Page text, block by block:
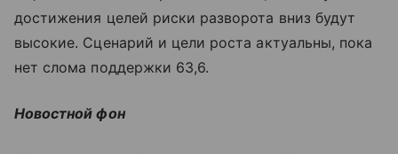
достижения целей риски разворота вниз будут
высокие. Сценарий и цели роста актуальны, пока
нет слома поддержки 63,6.
Новостной фон